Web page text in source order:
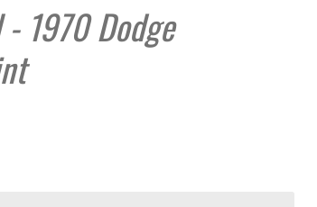
1970 Dodge